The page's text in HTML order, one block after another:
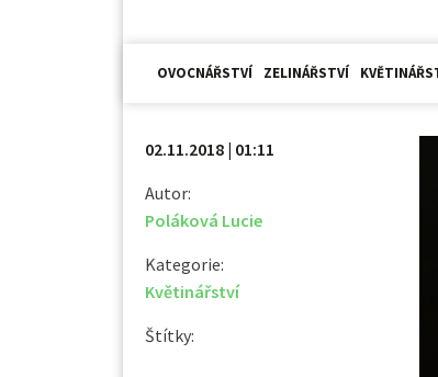
OVOCNÁŘSTVÍ ZELINÁŘSTVÍ
02.11.2018 | 01:11
Autor:
Poláková Lucie
Kategorie:
Květinářství
Štítky: